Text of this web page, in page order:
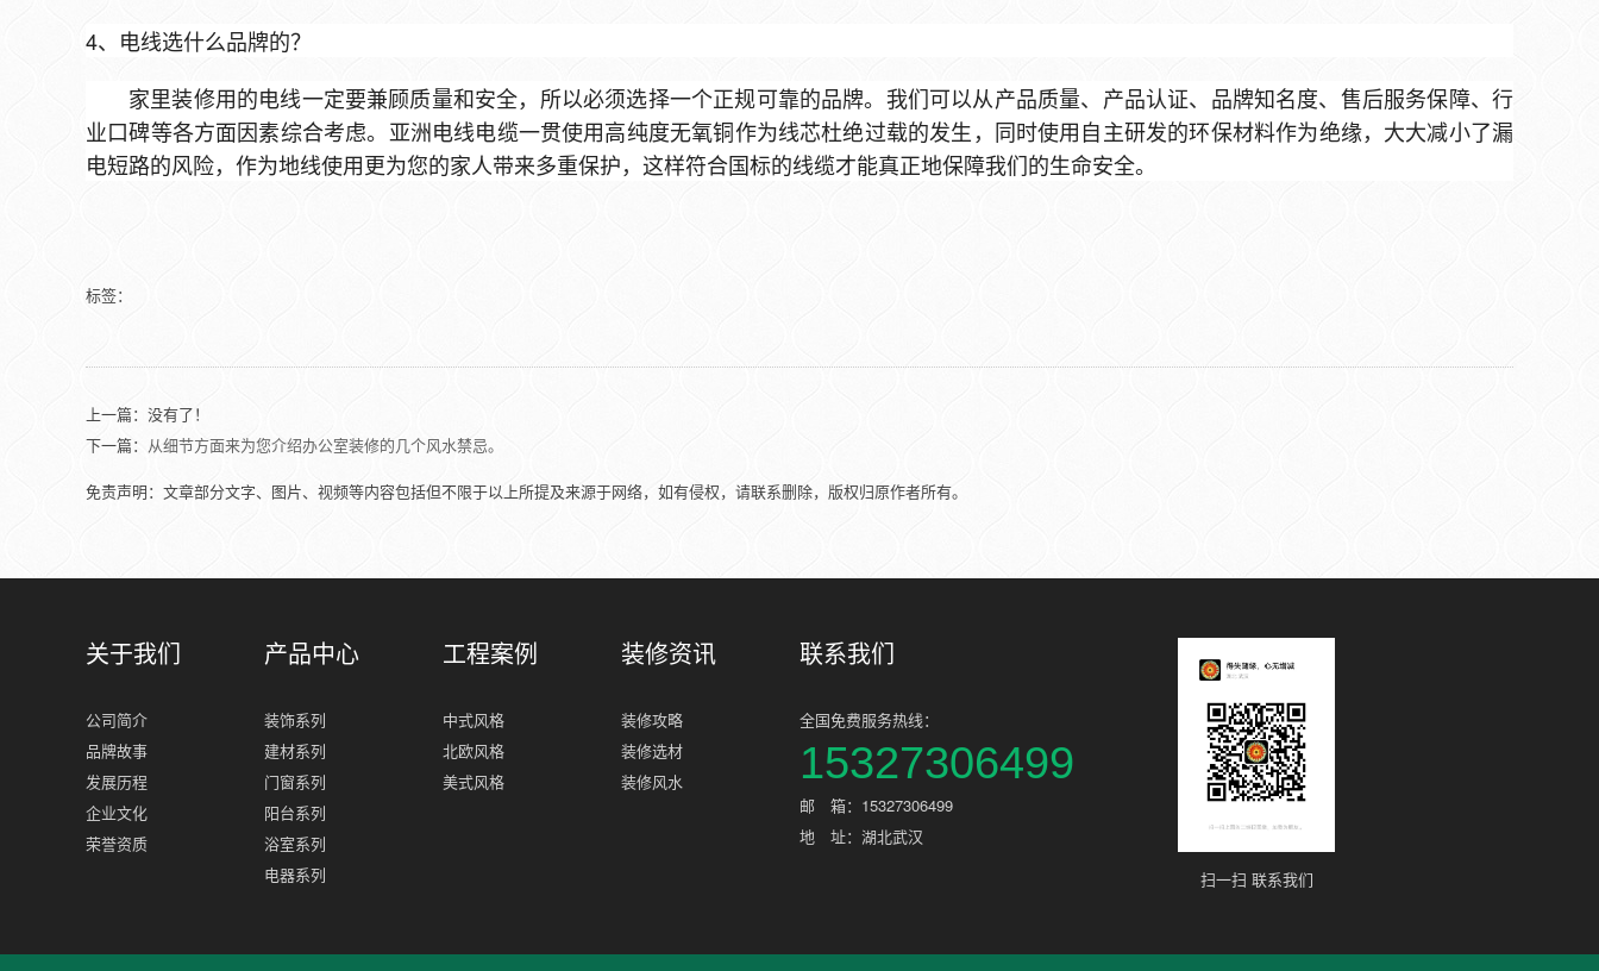
4、电线选什么品牌的？
家里装修用的电线一定要兼顾质量和安全，所以必须选择一个正规可靠的品牌。我们可以从产品质量、产品认证、品牌知名度、售后服务保障、行
业口碑等各方面因素综合考虑。亚洲电线电缆一贯使用高纯度无氧铜作为线芯杜绝过载的发生，同时使用自主研发的环保材料作为绝缘，大大减小了漏
电短路的风险，作为地线使用更为您的家人带来多重保护，这样符合国标的线缆才能真正地保障我们的生命安全。
标签：
上一篇：没有了！
下一篇： 从细节方面来为您介绍办公室装修的几个风水禁忌。
免责声明：文章部分文字、图片、视频等内容包括但不限于以上所提及来源于网络，如有侵权，请联系删除，版权归原作者所有。
关于我们
公司简介
品牌故事
发展历程
企业文化
荣誉资质
产品中心
装饰系列
建材系列
门窗系列
阳台系列
浴室系列
电器系列
工程案例
中式风格
北欧风格
美式风格
装修资讯
装修攻略
装修选材
装修风水
联系我们
全国免费服务热线：
15327306499
邮 箱：15327306499
地 址：湖北武汉
扫一扫 联系我们